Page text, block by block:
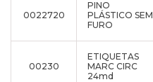
0022720
PINO
PLÁSTICO SEM
FURO
00230
ETIQUETAS
MARC CIRC
24md